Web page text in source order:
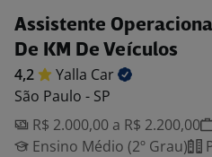
Assistente
De KM De Veículos
4,2 Yalla Car
São Paulo - SP
R$ 2.000,00 a R$ 2.200,00
Ensino Médio (2º Grau)